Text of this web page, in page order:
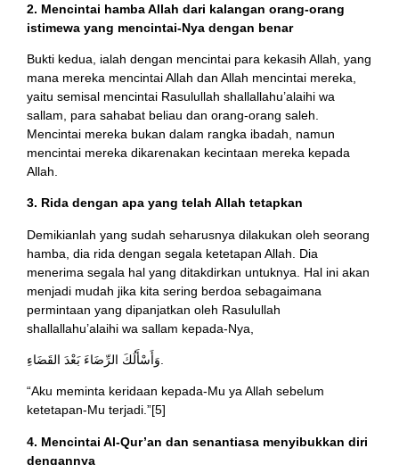
2. Mencintai hamba Allah dari kalangan orang-orang
istimewa yang mencintai-Nya dengan benar
Bukti kedua, ialah dengan mencintai para kekasih Allah, yang
mana mereka mencintai Allah dan Allah mencintai mereka,
yaitu semisal mencintai Rasulullah shallallahu’alaihi wa
sallam, para sahabat beliau dan orang-orang saleh.
Mencintai mereka bukan dalam rangka ibadah, namun
mencintai mereka dikarenakan kecintaan mereka kepada
Allah.
3. Rida dengan apa yang telah Allah tetapkan
Demikianlah yang sudah seharusnya dilakukan oleh seorang
hamba, dia rida dengan segala ketetapan Allah. Dia
menerima segala hal yang ditakdirkan untuknya. Hal ini akan
menjadi mudah jika kita sering berdoa sebagaimana
permintaan yang dipanjatkan oleh Rasulullah
shallallahu’alaihi wa sallam kepada-Nya,
“Aku meminta keridaan kepada-Mu ya Allah sebelum
ketetapan-Mu terjadi.”[5]
4. Mencintai Al-Qur’an dan senantiasa menyibukkan diri
dengannya